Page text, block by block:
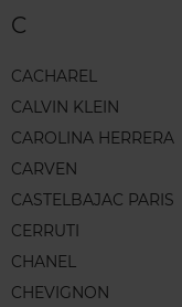
C
CACHAREL
CALVIN KLEIN
CAROLINA HERRERA
CARVEN
CASTELBAJAC PARIS
CERRUTI
CHANEL
CHEVIGNON